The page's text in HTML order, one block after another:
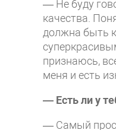
— Не буду
качества.
должна быть
признаюсь,
меня и есть
— Есть ли у
— Самый